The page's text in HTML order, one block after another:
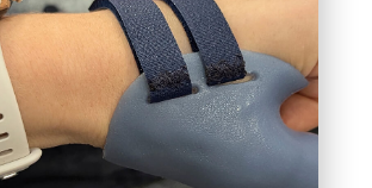
verhindert z.B. bei Erkrankungen wie
übermäßige Bewegungen des
um das Gelenk zu entlasten, ohne die
Funktionalität des Daumens komplett
einzuschränken.
in HTV Silikon ermöglicht, die
durch auskochen steril zu halten was
z.B. für Berufe in der Pflege oder der